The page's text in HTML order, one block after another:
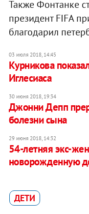
Также Фонтанке
президент FIFA
благодарил
03 июля 2018, 14:45
Курникова
Иглесиаса
30 июня 2018, 19:34
Джонни Депп
болезни сына
29 июня 2018, 14:32
54-летняя экс-
новорожденную
ДЕТИ